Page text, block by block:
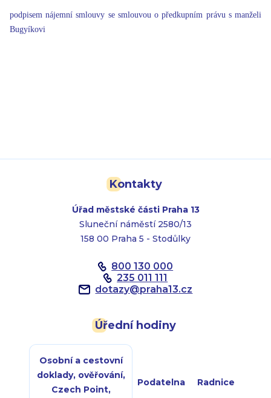
podpisem nájemní smlouvy se smlouvou o předkupním právu s manželi
Bugyíkovi
Kontakty
Úřad městské části Praha 13
Sluneční náměstí 2580/13
158 00 Praha 5 - Stodůlky
800 130 000
235 011 111
dotazy@praha13.cz
Úřední hodiny
Osobní a cestovní
doklady, ověřování,
Czech Point,
Podatelna Radnice